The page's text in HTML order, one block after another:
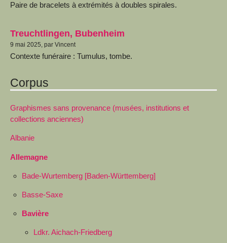
Paire de bracelets à extrémités à doubles spirales.
Treuchtlingen, Bubenheim
9 mai 2025, par Vincent
Contexte funéraire : Tumulus, tombe.
Corpus
Graphismes sans provenance (musées, institutions et
collections anciennes)
Albanie
Allemagne
Bade-Wurtemberg [Baden-Württemberg]
Basse-Saxe
Bavière
Ldkr. Aichach-Friedberg